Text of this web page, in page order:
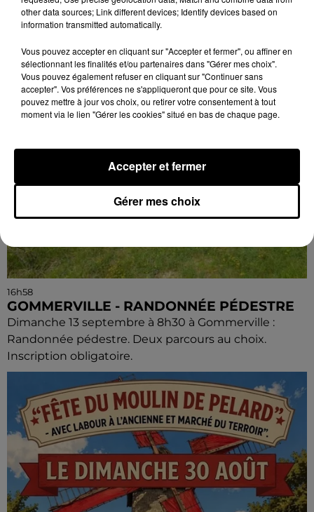
Paty, bibliothèque Abbé-Grégoire de Blois (Loir-et-
Cher) : « Soyez maudits ! » Les malédictions
16h58
GOMMERVILLE - RANDONNÉE PÉDESTRE
Dimanche 13 septembre à 8h30 à Gommerville :
Randonnée pédestre. Deux parcours au choix.
Inscription obligatoire.
other data sources; Link different devices; Identify devices based on
information transmitted automatically.
Vous pouvez accepter en cliquant sur "Accepter et fermer", ou affiner en
sélectionnant les finalités et/ou partenaires dans "Gérer mes choix".
Vous pouvez également refuser en cliquant sur "Continuer sans
accepter". Vos préférences ne s'appliqueront que pour ce site. Vous
pouvez mettre à jour vos choix, ou retirer votre consentement à tout
moment via le lien "Gérer les cookies" situé en bas de chaque page.
Gérer mes choix
Accepter et fermer